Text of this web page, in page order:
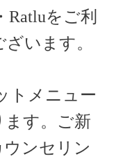
Ratluをご利
います。
トメニュー
す。ご新
ンセリン